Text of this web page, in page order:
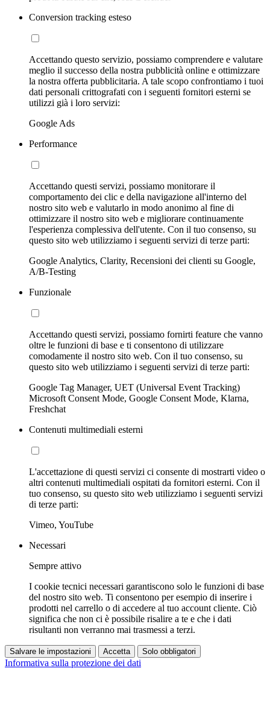
Conversion tracking esteso
Accettando questo servizio, possiamo comprendere e valutare
meglio il successo della nostra pubblicità online e ottimizzare
la nostra offerta pubblicitaria. A tale scopo confrontiamo i tuoi
dati personali crittografati con i seguenti fornitori esterni se
utilizzi già i loro servizi:
Google Ads
Performance
Accettando questi servizi, possiamo monitorare il
comportamento dei clic e della navigazione all'interno del
nostro sito web e valutarlo in modo anonimo al fine di
ottimizzare il nostro sito web e migliorare continuamente
l'esperienza complessiva dell'utente. Con il tuo consenso, su
questo sito web utilizziamo i seguenti servizi di terze parti:
Google Analytics, Clarity, Recensioni dei clienti su Google,
A/B-Testing
Funzionale
Accettando questi servizi, possiamo fornirti feature che vanno
oltre le funzioni di base e ti consentono di utilizzare
comodamente il nostro sito web. Con il tuo consenso, su
questo sito web utilizziamo i seguenti servizi di terze parti:
Google Tag Manager, UET (Universal Event Tracking)
Microsoft Consent Mode, Google Consent Mode, Klarna,
Freshchat
Contenuti multimediali esterni
L'accettazione di questi servizi ci consente di mostrarti video o
altri contenuti multimediali ospitati da fornitori esterni. Con il
tuo consenso, su questo sito web utilizziamo i seguenti servizi
di terze parti:
Vimeo, YouTube
Necessari
Sempre attivo
I cookie tecnici necessari garantiscono solo le funzioni di base
del nostro sito web. Ti consentono per esempio di inserire i
prodotti nel carrello o di accedere al tuo account cliente. Ciò
significa che non ci è possibile risalire a te e che i dati
risultanti non verranno mai trasmessi a terzi.
Salvare le impostazioni Accetta Solo obbligatori
Informativa sulla protezione dei dati